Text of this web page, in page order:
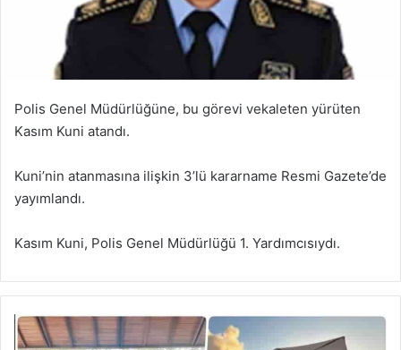
Polis Genel Müdürlüğüne, bu görevi vekaleten yürüten
Kasım Kuni atandı.
Kuni’nin atanmasına ilişkin 3’lü kararname Resmi Gazete’de
yayımlandı.
Kasım Kuni, Polis Genel Müdürlüğü 1. Yardımcısıydı.
Şeyma
Subaşı'ndan